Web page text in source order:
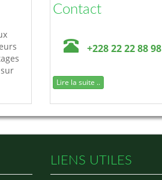
Contact
+228 22 22 88 98
Lire la suite ..
LIENS UTILES